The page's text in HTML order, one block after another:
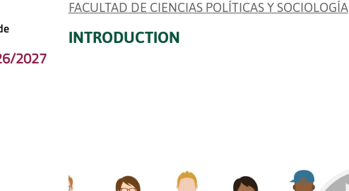
2027
FACULTAD DE CIENCIAS POLÍTICAS Y SOCIOLOGÍA
INTRODUCTION